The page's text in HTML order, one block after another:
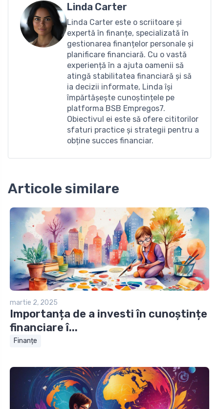
Linda Carter
Linda Carter este o scriitoare și
expertă în finanțe, specializată în
gestionarea finanțelor personale și
planificare financiară. Cu o vastă
experiență în a ajuta oamenii să
atingă stabilitatea financiară și să
ia decizii informate, Linda își
împărtășește cunoștințele pe
platforma BSB Empregos7.
Obiectivul ei este să ofere cititorilor
sfaturi practice și strategii pentru a
obține succes financiar.
Articole similare
martie 2, 2025
Importanța de a investi în cunoștințe
financiare î...
Finanțe